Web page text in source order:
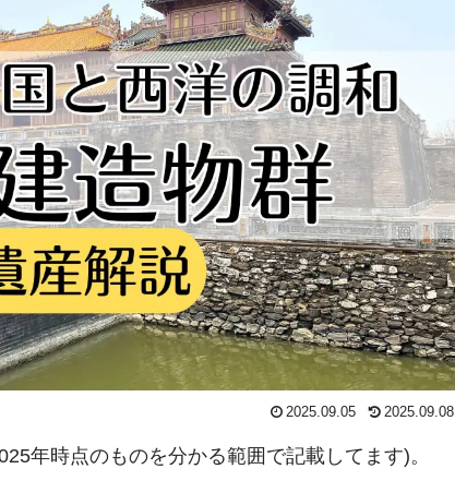
2025.09.05 2025.09.08
年時点のものを分かる範囲で記載してます)。